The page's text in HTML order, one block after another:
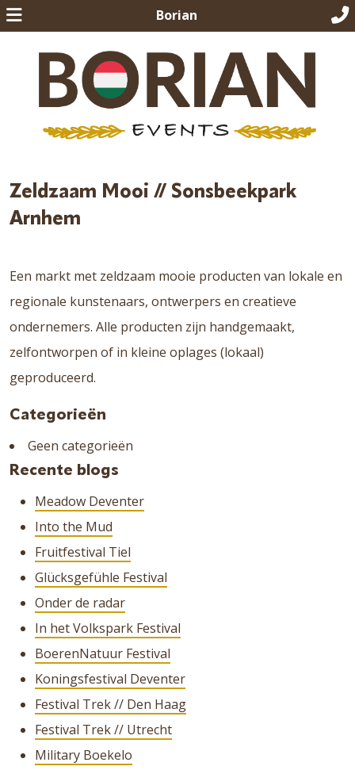
Borian
Zeldzaam Mooi // Sonsbeekpark
Arnhem
Een markt met zeldzaam mooie producten van lokale en
regionale kunstenaars, ontwerpers en creatieve
ondernemers. Alle producten zijn handgemaakt,
zelfontworpen of in kleine oplages (lokaal)
geproduceerd.
Categorieën
Geen categorieën
Recente blogs
Meadow Deventer
Into the Mud
Fruitfestival Tiel
Glücksgefühle Festival
Onder de radar
In het Volkspark Festival
BoerenNatuur Festival
Koningsfestival Deventer
Festival Trek // Den Haag
Festival Trek // Utrecht
Military Boekelo